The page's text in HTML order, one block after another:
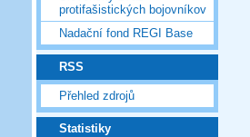
protifašistických bojovníkov
Nadační fond REGI Base
RSS
Přehled zdrojů
Statistiky